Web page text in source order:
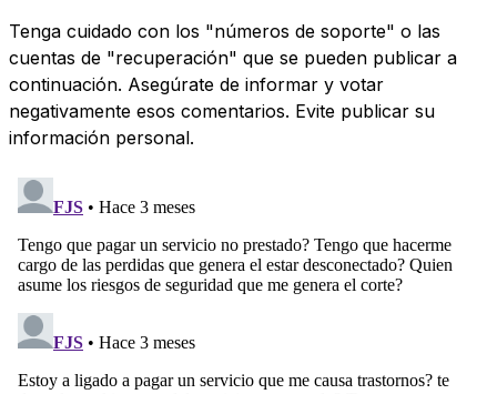
Tenga cuidado con los "números de soporte" o las
cuentas de "recuperación" que se pueden publicar a
continuación. Asegúrate de informar y votar
negativamente esos comentarios. Evite publicar su
información personal.